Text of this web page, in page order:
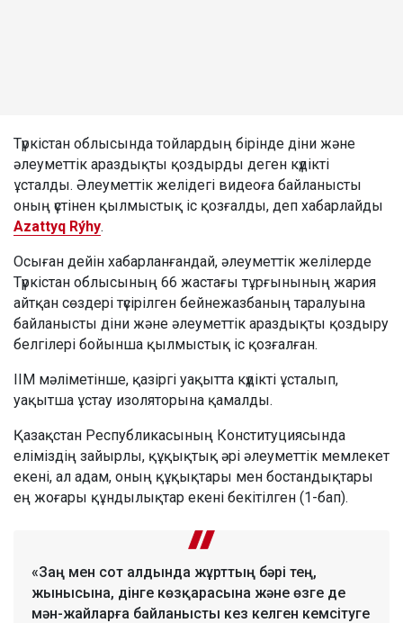
Түркістан облысында тойлардың бірінде діни және
әлеуметтік араздықты қоздырды деген күдікті
ұсталды. Әлеуметтік желідегі видеоға байланысты
оның үстінен қылмыстық іс қозғалды, деп хабарлайды
Azattyq Rýhy.
Осыған дейін хабарланғандай, әлеуметтік желілерде
Түркістан облысының 66 жастағы тұрғынының жария
айтқан сөздері түсірілген бейнежазбаның таралуына
байланысты діни және әлеуметтік араздықты қоздыру
белгілері бойынша қылмыстық іс қозғалған.
ІІМ мәліметінше, қазіргі уақытта күдікті ұсталып,
уақытша ұстау изоляторына қамалды.
Қазақстан Республикасының Конституциясында
еліміздің зайырлы, құқықтық әрі әлеуметтік мемлекет
екені, ал адам, оның құқықтары мен бостандықтары
ең жоғары құндылықтар екені бекітілген (1-бап).
«Заң мен сот алдында жұрттың бәрі тең,
жынысына, дінге көзқарасына және өзге де
мән-жайларға байланысты кез келген кемсітуге